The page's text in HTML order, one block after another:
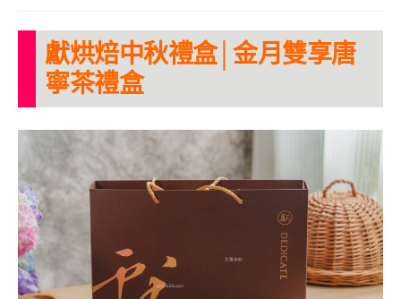
獻烘焙中秋禮盒│金月雙享唐
寧茶禮盒